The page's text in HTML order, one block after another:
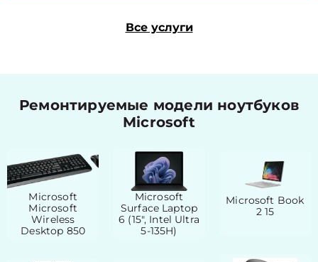
Все услуги
Ремонтируемые модели ноутбуков
Microsoft
Microsoft
Microsoft
Wireless
Desktop 850
Microsoft
Surface Laptop
6 (15", Intel Ultra
5-135H)
Microsoft Book
2 15